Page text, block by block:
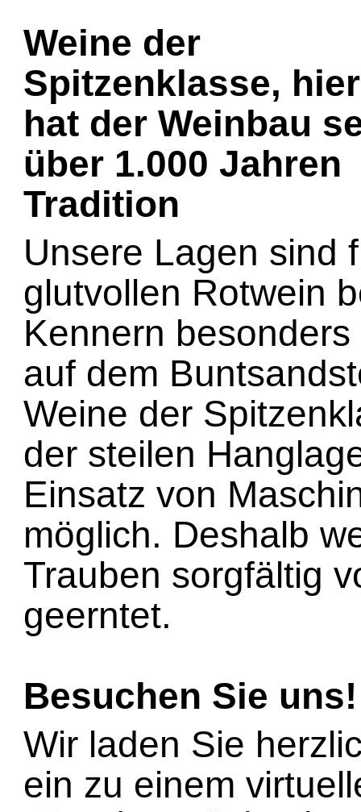
Weine der
Spitzenklasse, hier
hat der Weinbau
über 1.000 Jahren
Tradition
Unsere Lagen sind
glutvollen Rotwein
Kennern
auf dem
Weine der
der steilen
Einsatz von
möglich. Deshalb
Trauben sorgfältig
geerntet.
Besuchen Sie uns!
Wir laden Sie
ein zu einem